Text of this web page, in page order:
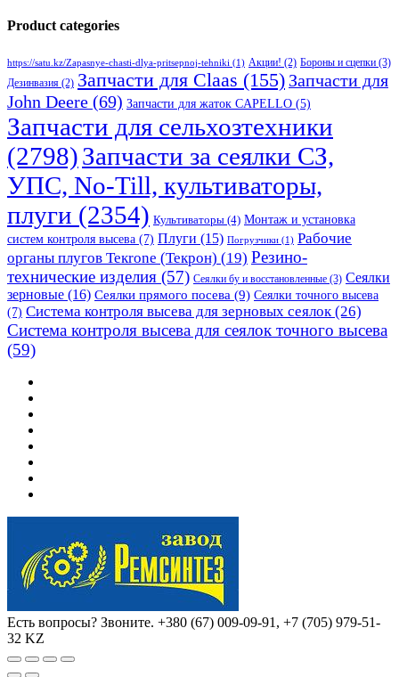
Product categories
https://satu.kz/Zapasnye-chasti-dlya-pritsepnoj-tehniki (1) Акции! (2) Бороны и сцепки (3)
Дезинвазия (2) Запчасти для Claas (155) Запчасти для
John Deere (69) Запчасти для жаток CAPELLO (5)
Запчасти для сельхозтехники
(2798)Запчасти за сеялки СЗ,
УПС, No-Till, культиваторы,
плуги (2354) Культиваторы (4) Монтаж и установка
систем контроля высева (7) Плуги (15) Погрузчики (1) Рабочие
органы плугов Текrоne (Текрон) (19) Резино-
технические изделия (57) Сеялки бу и восстановленные (3) Сеялки
зерновые (16) Сеялки прямого посева (9) Сеялки точного высева
(7) Система контроля высева для зерновых сеялок (26)
Система контроля высева для сеялок точного высева
(59)
Есть вопросы? Звоните. +380 (67) 009-09-91, +7 (705) 979-51-
32 KZ